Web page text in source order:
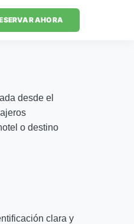
AHORA
desde el
o destino
clara y